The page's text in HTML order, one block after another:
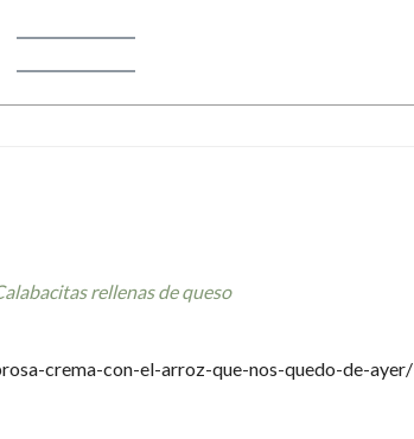
rellenas de queso
crema-con-el-arroz-que-nos-quedo-de-ayer/